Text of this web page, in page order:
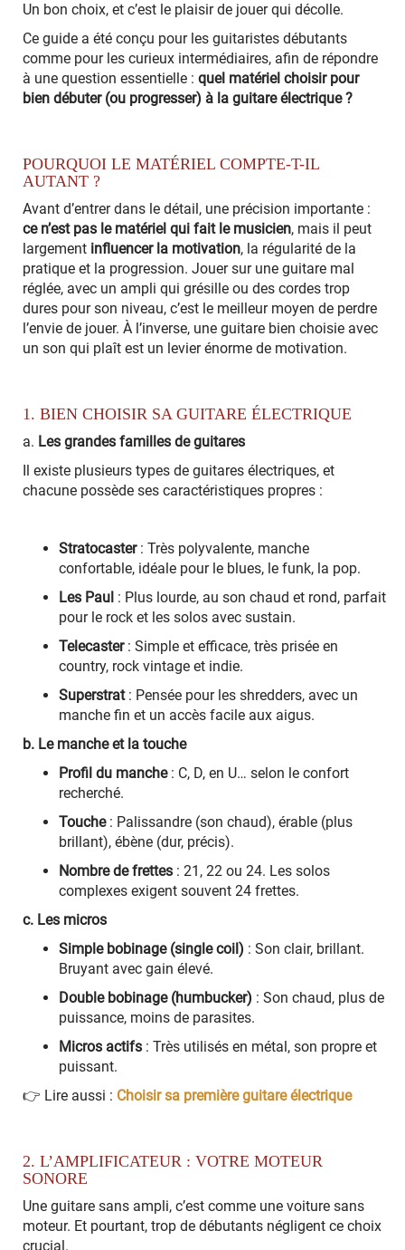
Un bon choix, et c’est le plaisir de jouer qui décolle.
Ce guide a été conçu pour les guitaristes débutants
comme pour les curieux intermédiaires, afin de répondre
à une question essentielle : quel matériel choisir pour
bien débuter (ou progresser) à la guitare électrique ?
POURQUOI LE MATÉRIEL COMPTE-T-IL
AUTANT ?
Avant d’entrer dans le détail, une précision importante :
ce n’est pas le matériel qui fait le musicien, mais il peut
largement influencer la motivation, la régularité de la
pratique et la progression. Jouer sur une guitare mal
réglée, avec un ampli qui grésille ou des cordes trop
dures pour son niveau, c’est le meilleur moyen de perdre
l’envie de jouer. À l’inverse, une guitare bien choisie avec
un son qui plaît est un levier énorme de motivation.
1. BIEN CHOISIR SA GUITARE ÉLECTRIQUE
a. Les grandes familles de guitares
Il existe plusieurs types de guitares électriques, et
chacune possède ses caractéristiques propres :
Stratocaster: Très polyvalente, manche
confortable, idéale pour le blues, le funk, la pop.
Les Paul : Plus lourde, au son chaud et rond, parfait
pour le rock et les solos avec sustain.
Telecaster: Simple et efficace, très prisée en
country, rock vintage et indie.
Superstrat: Pensée pour les shredders, avec un
manche fin et un accès facile aux aigus.
b. Le manche et la touche
Profil du manche: C, D, en U… selon le confort
recherché.
Touche: Palissandre (son chaud), érable (plus
brillant), ébène (dur, précis).
Nombre de frettes : 21, 22 ou 24. Les solos
complexes exigent souvent 24 frettes.
c. Les micros
Simple bobinage (single coil) : Son clair, brillant.
Bruyant avec gain élevé.
Double bobinage (humbucker) : Son chaud, plus de
puissance, moins de parasites.
Micros actifs : Très utilisés en métal, son propre et
puissant.
👉 Lire aussi : Choisir sa première guitare électrique
2. L’AMPLIFICATEUR : VOTRE MOTEUR
SONORE
Une guitare sans ampli, c’est comme une voiture sans
moteur. Et pourtant, trop de débutants négligent ce choix
crucial.